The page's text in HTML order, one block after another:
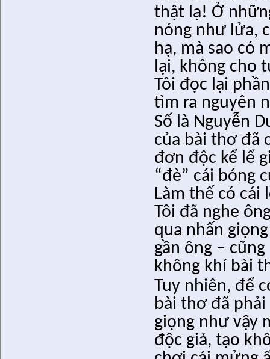
thật lạ! Ở
nóng như lửa,
hạ, mà sao có
lại, không cho
Tôi đọc lại
tìm ra nguyên
Số là Nguyễn
của bài thơ đã
đơn độc kể lể
“đè” cái bóng
Làm thế có
Tôi đã nghe
qua nhấn
gần ông –
không khí bài
Tuy nhiên, để
bài thơ đã
giọng như vậy
độc giả, tạo